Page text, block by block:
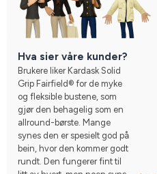
Hva sier våre kunder?
Brukere liker Kardask Solid
Grip Fairfield® for de myke
og fleksible bustene, som
gjør den behagelig som en
allround-børste. Mange
synes den er spesielt god på
bein, hvor den kommer godt
rundt. Den fungerer fint til